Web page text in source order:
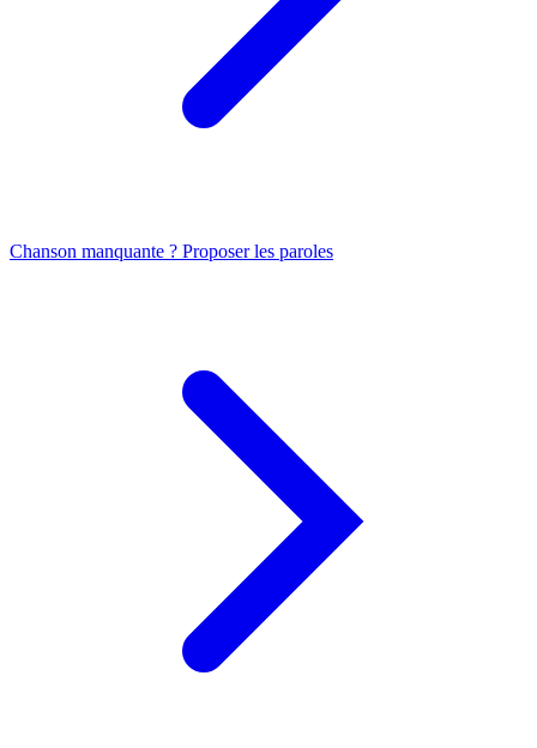
Chanson manquante ? Proposer les paroles